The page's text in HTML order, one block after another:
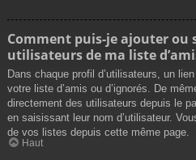
Comment puis-je ajouter ou
utilisateurs de ma liste
Dans chaque profil d’utilisateurs, un
votre liste d’amis ou d’ignorés. De
directement des utilisateurs depuis le
en saisissant leur nom d’utilisateur.
de vos listes depuis cette même page.
Haut